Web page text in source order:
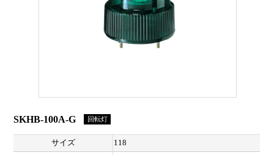
SKHB-100A-G 回転灯
サイズ
118